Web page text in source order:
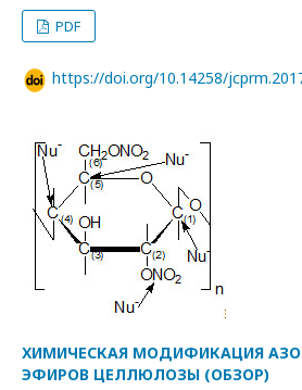
PDF
https://doi.org/10.14258/
ХИМИЧЕСКАЯ МОДИФИКАЦИЯ
ЭФИРОВ ЦЕЛЛЮЛОЗЫ (ОБЗОР)